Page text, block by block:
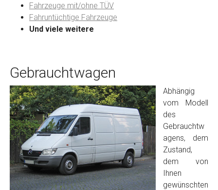
Name*
Email
PLZ und Ort
Foto Nr. 1
Foto Nr. 2
Fahrzeuge mit/ohne TÜV
Fahruntüchtige Fahrzeuge
Und viele weitere
Gebrauchtwagen
Abhängig
vom Modell
des
Gebrauchtw
agens, dem
Zustand,
dem von
Ihnen
gewünschten